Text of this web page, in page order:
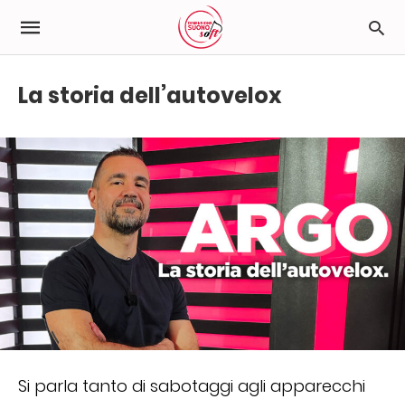
La storia dell’autovelox
Si parla tanto di sabotaggi agli apparecchi